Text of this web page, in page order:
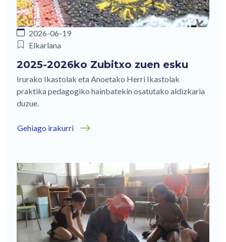
2026-06-19
Elkarlana
2025-2026ko Zubitxo zuen esku
Irurako Ikastolak eta Anoetako Herri Ikastolak
praktika pedagogiko hainbatekin osatutako aldizkaria
duzue.
Gehiago irakurri